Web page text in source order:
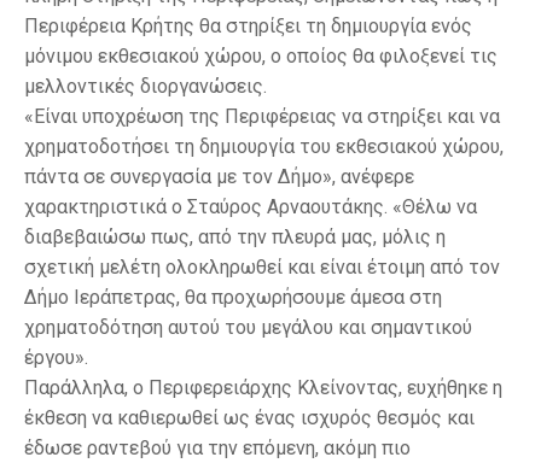
Περιφέρεια Κρήτης θα στηρίξει τη δημιουργία ενός
μόνιμου εκθεσιακού χώρου, ο οποίος θα φιλοξενεί τις
μελλοντικές διοργανώσεις.
«Είναι υποχρέωση της Περιφέρειας να στηρίξει και να
χρηματοδοτήσει τη δημιουργία του εκθεσιακού χώρου,
πάντα σε συνεργασία με τον Δήμο», ανέφερε
χαρακτηριστικά ο Σταύρος Αρναουτάκης. «Θέλω να
διαβεβαιώσω πως, από την πλευρά μας, μόλις η
σχετική μελέτη ολοκληρωθεί και είναι έτοιμη από τον
Δήμο Ιεράπετρας, θα προχωρήσουμε άμεσα στη
χρηματοδότηση αυτού του μεγάλου και σημαντικού
έργου».
Παράλληλα, ο Περιφερειάρχης Κλείνοντας, ευχήθηκε η
έκθεση να καθιερωθεί ως ένας ισχυρός θεσμός και
έδωσε ραντεβού για την επόμενη, ακόμη πιο